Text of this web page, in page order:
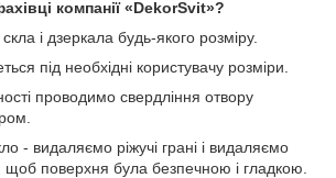
компанії «DekorSvit»?
і дзеркала будь-якого розміру.
під необхідні користувачу розміри.
проводимо свердління отвору
ріжучі грані і видаляємо
щоб поверхня була безпечною і гладкою.